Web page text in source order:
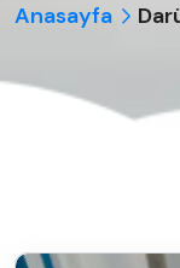
Anasayfa